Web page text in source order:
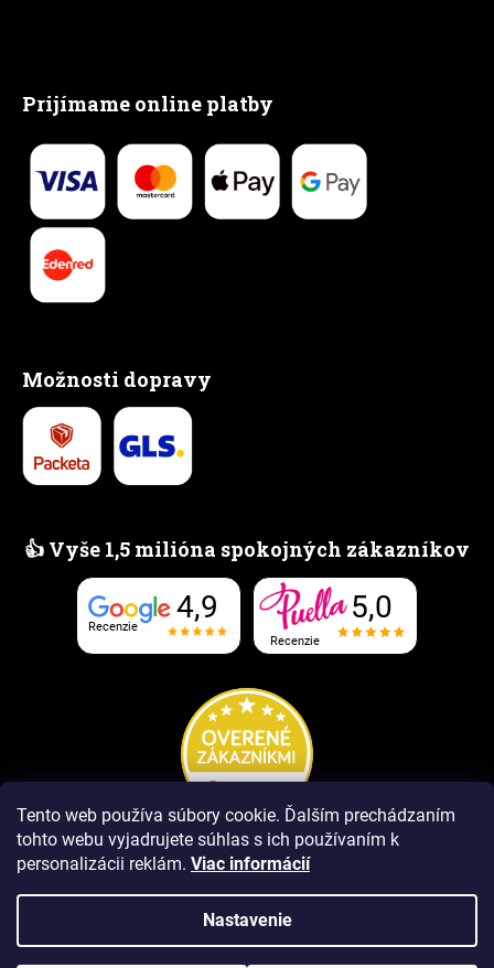
Tento web používa súbory cookie. Ďalším prechádzaním
tohto webu vyjadrujete súhlas s ich používaním k
personalizácii reklám. Viac informácií
Nastavenie
Prijímame online platby
Možnosti dopravy
👍 Vyše 1,5 milióna spokojných zákazníkov
Recenzie
4,9
Recenzie
5,0